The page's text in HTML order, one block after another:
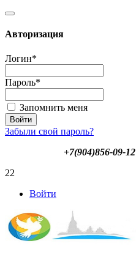
Авторизация
Логин*
Пароль*
Запомнить меня
Забыли свой пароль?
+7(904)856-09-12
22
Войти